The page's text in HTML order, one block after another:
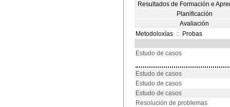
Resultados de Formación e
Planificación
Avaliación
Metodoloxías :: Probas
Estudo de casos
Estudo de casos
Estudo de casos
Estudo de casos
Resolución de problemas